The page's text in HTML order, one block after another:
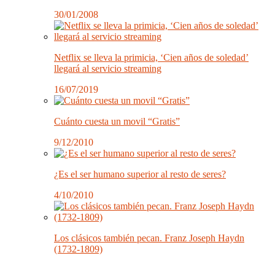
30/01/2008
Netflix se lleva la primicia, ‘Cien años de soledad’
llegará al servicio streaming
16/07/2019
Cuánto cuesta un movil “Gratis”
9/12/2010
¿Es el ser humano superior al resto de seres?
4/10/2010
Los clásicos también pecan. Franz Joseph Haydn
(1732-1809)